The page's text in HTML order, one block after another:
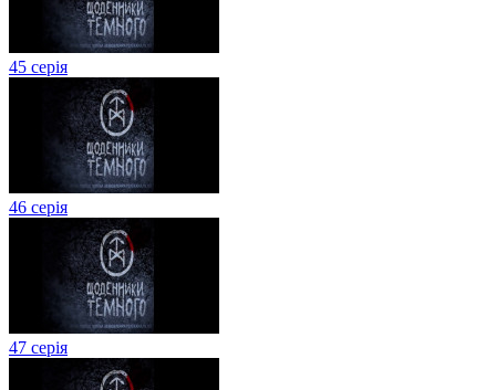
45 серія
46 серія
47 серія